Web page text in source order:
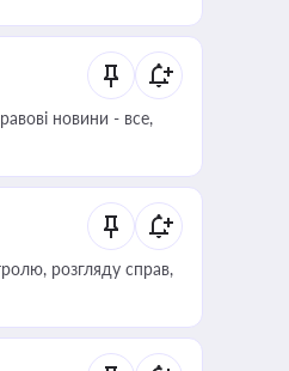
новини - все,
розгляду справ,